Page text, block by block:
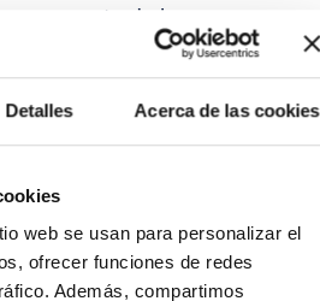
Detalles Acerca de las cookies
web se usan para personalizar el
ofrecer funciones de redes
Además, compartimos
causante de la
centros de atención al
sobre qué vacunas
en función de nuestro
es recomendable la toma